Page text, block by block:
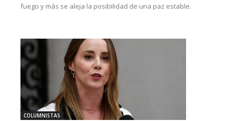
fuego y más se aleja la posibilidad de una paz estable.
COLUMNISTAS